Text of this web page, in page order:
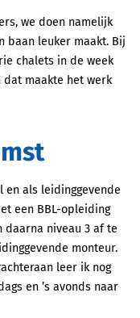
we doen namelijk
baan leuker maakt. Bij
chalets in de week
maakte het werk
en als leidinggevende
een BBL-opleiding
daarna niveau 3 af te
monteur.
leer ik nog
en ’s avonds naar